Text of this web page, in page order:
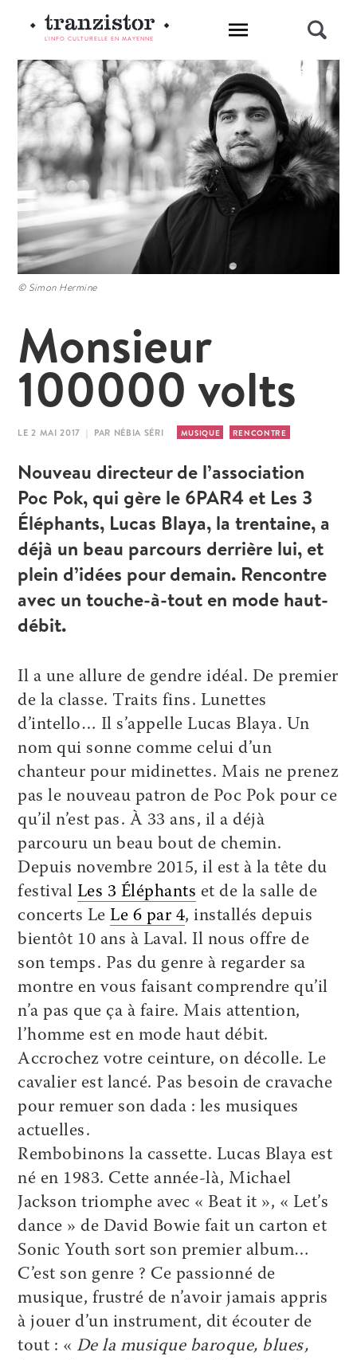
L'INFO CULTURELLE EN MAYENNE
© Simon Hermine
Monsieur
100000 volts
LE 2 MAI 2017 | PAR NÉBIA SÉRI MUSIQUE RENCONTRE
Nouveau directeur de l’association
Poc Pok, qui gère le 6PAR4 et Les 3
Éléphants, Lucas Blaya, la trentaine, a
déjà un beau parcours derrière lui, et
plein d’idées pour demain. Rencontre
avec un touche-à-tout en mode haut-
débit.
Il a une allure de gendre idéal. De premier
de la classe. Traits fins. Lunettes
d’intello… Il s’appelle Lucas Blaya. Un
nom qui sonne comme celui d’un
chanteur pour midinettes. Mais ne prenez
pas le nouveau patron de Poc Pok pour ce
qu’il n’est pas. À 33 ans, il a déjà
parcouru un beau bout de chemin.
Depuis novembre 2015, il est à la tête du
festival Les 3 Éléphants et de la salle de
concerts LeLe 6 par 4, installés depuis
bientôt 10 ans à Laval. Il nous offre de
son temps. Pas du genre à regarder sa
montre en vous faisant comprendre qu’il
n’a pas que ça à faire. Mais attention,
l’homme est en mode haut débit.
Accrochez votre ceinture, on décolle. Le
cavalier est lancé. Pas besoin de cravache
pour remuer son dada : les musiques
actuelles.
Rembobinons la cassette. Lucas Blaya est
né en 1983. Cette année-là, Michael
Jackson triomphe avec « Beat it », « Let’s
dance » de David Bowie fait un carton et
Sonic Youth sort son premier album…
C’est son genre ? Ce passionné de
musique, frustré de n’avoir jamais appris
à jouer d’un instrument, dit écouter de
tout : « De la musique baroque, blues,